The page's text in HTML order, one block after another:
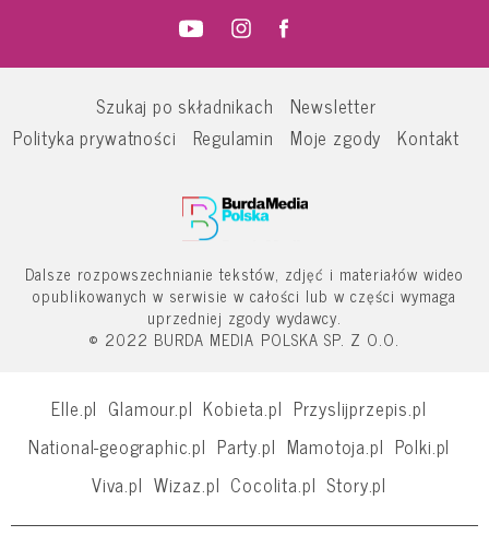
Szukaj po składnikach
Newsletter
Polityka prywatności
Regulamin Moje zgody Kontakt
Dalsze rozpowszechnianie tekstów, zdjęć i materiałów wideo
opublikowanych w serwisie w całości lub w części wymaga
uprzedniej zgody wydawcy.
© 2022 BURDA MEDIA POLSKA SP. Z O.O.
Elle.pl Glamour.pl Kobieta.pl Przyslijprzepis.pl
National-geographic.pl Party.pl Mamotoja.pl Polki.pl
Viva.pl Wizaz.pl Cocolita.pl Story.pl